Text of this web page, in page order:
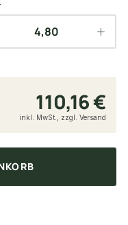
110,16 €
inkl. MwSt., zzgl. Versand